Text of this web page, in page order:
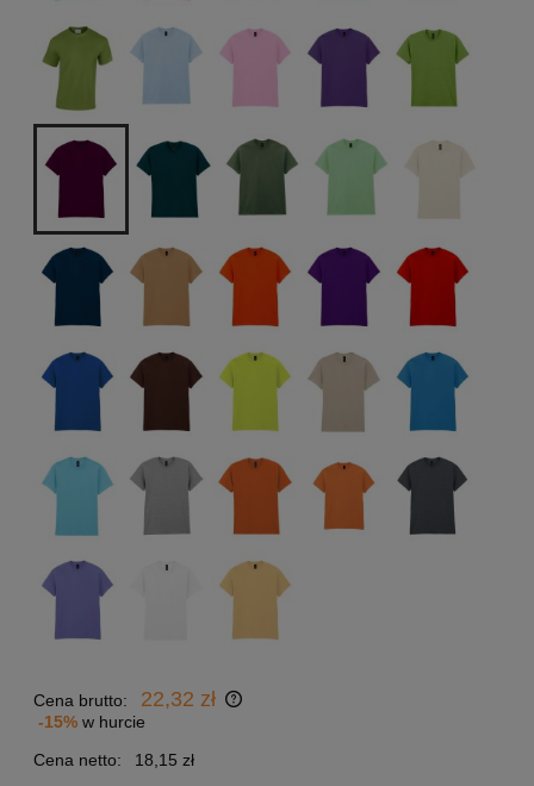
Cena brutto: 22,32 zł
-15% w hurcie
Cena netto:
18,15 zł